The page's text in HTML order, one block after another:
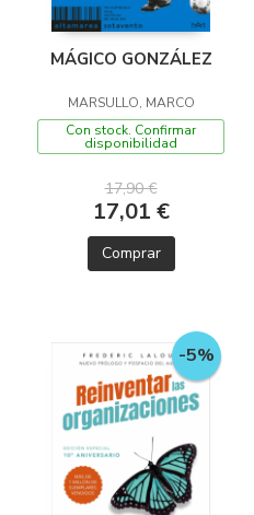
MÁGICO GONZÁLEZ
MARSULLO, MARCO
Con stock. Confirmar
disponibilidad
17,90 €
17,01 €
Comprar
-5%